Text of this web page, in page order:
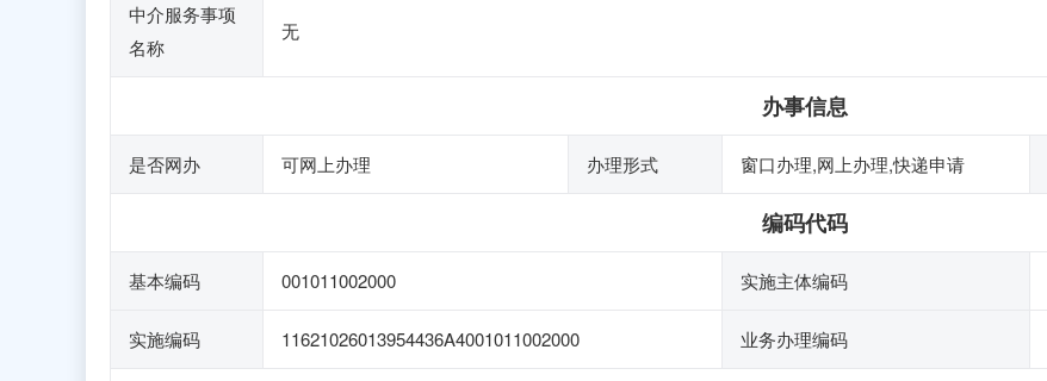
中介服务事项
名称
无
办事信息
是否网办 可网上办理 办理形式 窗口办理,网上办理,快递申请
编码代码
基本编码 001011002000 实施主体编码
实施编码 11621026013954436A4001011002000 业务办理编码